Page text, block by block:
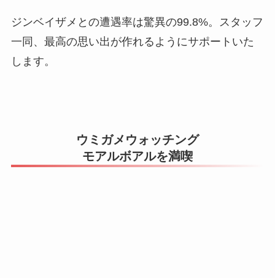
ジンベイザメとの遭遇率は驚異の99.8%。スタッフ
一同、最高の思い出が作れるようにサポートいた
します。
ウミガメウォッチング
モアルボアルを満喫